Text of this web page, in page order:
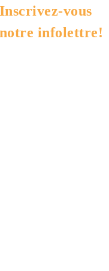
Inscrivez-vous
infolettre!